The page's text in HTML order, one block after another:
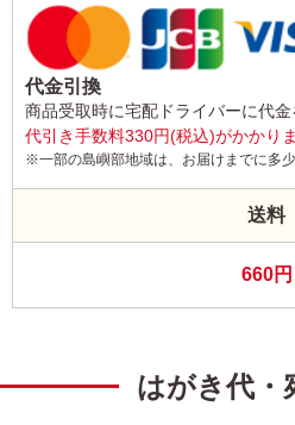
代金引換
商品受取時に宅配ドライバーに代金
代引き手数料330円(税込)がかかり
※一部の島嶼部地域は、お届けまでに多
送料
660円
はがき代・